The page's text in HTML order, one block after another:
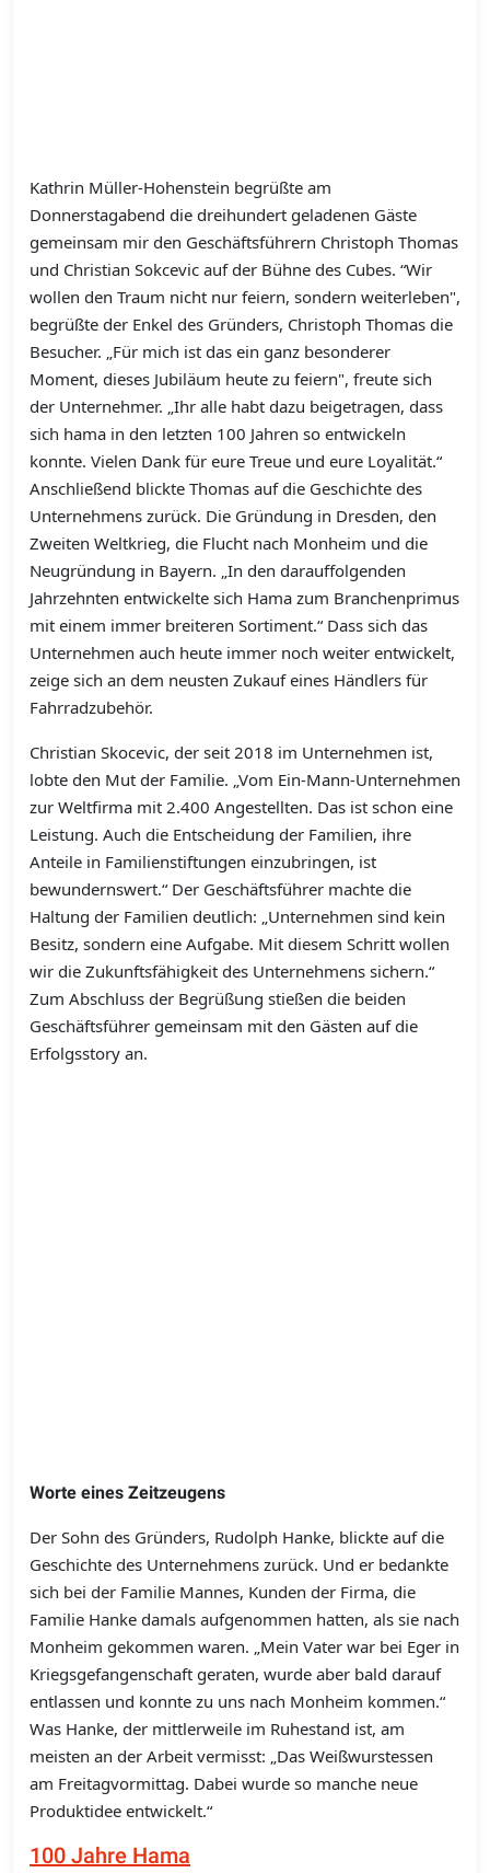
Kathrin Müller-Hohenstein begrüßte am
Donnerstagabend die dreihundert geladenen Gäste
gemeinsam mir den Geschäftsführern Christoph Thomas
und Christian Sokcevic auf der Bühne des Cubes. “Wir
wollen den Traum nicht nur feiern, sondern weiterleben",
begrüßte der Enkel des Gründers, Christoph Thomas die
Besucher. „Für mich ist das ein ganz besonderer
Moment, dieses Jubiläum heute zu feiern", freute sich
der Unternehmer. „Ihr alle habt dazu beigetragen, dass
sich hama in den letzten 100 Jahren so entwickeln
konnte. Vielen Dank für eure Treue und eure Loyalität.“
Anschließend blickte Thomas auf die Geschichte des
Unternehmens zurück. Die Gründung in Dresden, den
Zweiten Weltkrieg, die Flucht nach Monheim und die
Neugründung in Bayern. „In den darauffolgenden
Jahrzehnten entwickelte sich Hama zum Branchenprimus
mit einem immer breiteren Sortiment.“ Dass sich das
Unternehmen auch heute immer noch weiter entwickelt,
zeige sich an dem neusten Zukauf eines Händlers für
Fahrradzubehör.
Christian Skocevic, der seit 2018 im Unternehmen ist,
lobte den Mut der Familie. „Vom Ein-Mann-Unternehmen
zur Weltfirma mit 2.400 Angestellten. Das ist schon eine
Leistung. Auch die Entscheidung der Familien, ihre
Anteile in Familienstiftungen einzubringen, ist
bewundernswert.“ Der Geschäftsführer machte die
Haltung der Familien deutlich: „Unternehmen sind kein
Besitz, sondern eine Aufgabe. Mit diesem Schritt wollen
wir die Zukunftsfähigkeit des Unternehmens sichern.“
Zum Abschluss der Begrüßung stießen die beiden
Geschäftsführer gemeinsam mit den Gästen auf die
Erfolgsstory an.
Worte eines Zeitzeugens
Der Sohn des Gründers, Rudolph Hanke, blickte auf die
Geschichte des Unternehmens zurück. Und er bedankte
sich bei der Familie Mannes, Kunden der Firma, die
Familie Hanke damals aufgenommen hatten, als sie nach
Monheim gekommen waren. „Mein Vater war bei Eger in
Kriegsgefangenschaft geraten, wurde aber bald darauf
entlassen und konnte zu uns nach Monheim kommen.“
Was Hanke, der mittlerweile im Ruhestand ist, am
meisten an der Arbeit vermisst: „Das Weißwurstessen
am Freitagvormittag. Dabei wurde so manche neue
Produktidee entwickelt.“
100 Jahre Hama